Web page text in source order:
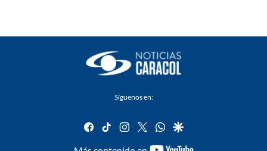
Síguenos en:
facebook
tiktok instagram
twitterwhatsapp
google